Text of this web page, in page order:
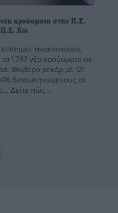
κρούσματα στην Π.Ε.
Π.Ε. Κω
ανακοινώσεις
1.747 νέα κρούσματα σε
Θλιβερό ρεκόρ με 121
διασωληνωμένους σε
Δείτε πώς ...